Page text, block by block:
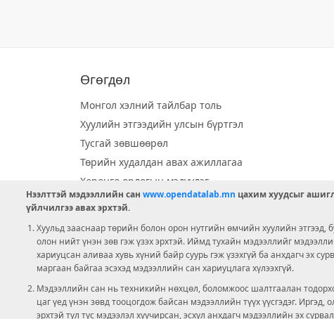
Өгөгдөл
Монгол хэлний тайлбар толь
Хуулийн этгээдийн улсын бүртгэл
Тусгай зөвшөөрөл
Төрийн худалдан авах ажиллагаа
Хөрөнгө орлогын мэдүүлэг
Орон нутгийн хөгжлийн сан
Ээлжит сонгууль
Ашигт малтмал тусгай зөвшөөрөл
Нээлттэй мэдээллийн сан www.opendatalab.mn цахим хуудсыг
үйлчилгээ авах эрхтэй.
Хуульд зааснаар төрийн болон орон нутгийн өмчийн хуулийн этгээд,
олон нийт үнэн зөв гэж үзэх эрхтэй. Иймд тухайн мэдээллийг
хариуцсан аливаа хувь хүний байр суурь гэж үзэхгүй ба анхдагч эх
маргаан байгаа эсэхэд мэдээллийн сан хариуцлага хүлээхгүй.
Мэдээллийн сан нь техникийн нөхцөл, боломжоос шалтгаалан
цаг үед үнэн зөвд тооцогдож байсан мэдээллийн түүх үүсгэдэг.
эрхтэй тул тус мэдээлэл хуучирсан, эсхүл анхдагч мэдээллийн эх